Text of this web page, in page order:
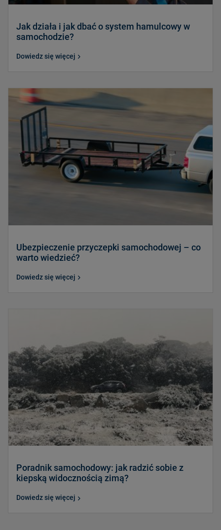
Jak działa i jak dbać o system hamulcowy w
samochodzie?
Dowiedz się więcej
Ubezpieczenie przyczepki samochodowej – co
warto wiedzieć?
Dowiedz się więcej
Poradnik samochodowy: jak radzić sobie z
kiepską widocznością zimą?
Dowiedz się więcej